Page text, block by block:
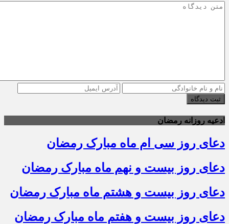
ثبت دیدگاه
ادعیه روزانه رمضان
دعای روز سی ام ماه مبارک رمضان
دعای روز بیست و نهم ماه مبارک رمضان
دعای روز بیست و هشتم ماه مبارک رمضان
دعای روز بیست و هفتم ماه مبارک رمضان